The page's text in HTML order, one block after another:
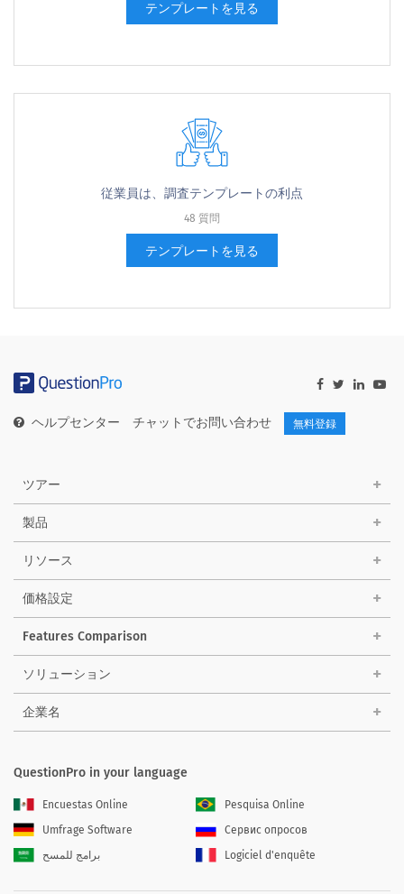
テンプレートを見る
従業員は、調査テンプレートの利点
48 質問
テンプレートを見る
ヘルプセンター チャットでお問い合わせ 無料登録
ツアー
製品
リソース
価格設定
Features Comparison
ソリューション
企業名
QuestionPro in your language
Encuestas Online
Pesquisa Online
Umfrage Software
Сервис опросов
برامج للمسح
Logiciel d'enquête